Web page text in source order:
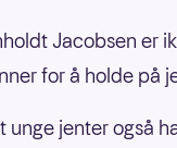
Jacobsen er
for å holde på
jenter også